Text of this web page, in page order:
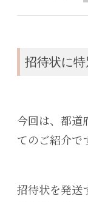
招待状に特
今回は、都道
てのご紹介で
招待状を発送